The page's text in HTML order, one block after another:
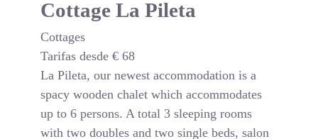
Cottage La Pileta
Cottages
Tarifas desde € 68
La Pileta, our newest accommodation is a
spacy wooden chalet which accommodates
up to 6 persons. A total 3 sleeping rooms
with two doubles and two single beds, salon